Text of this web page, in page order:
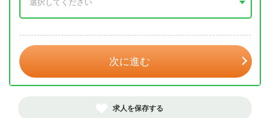
次に進む
求人を保存する